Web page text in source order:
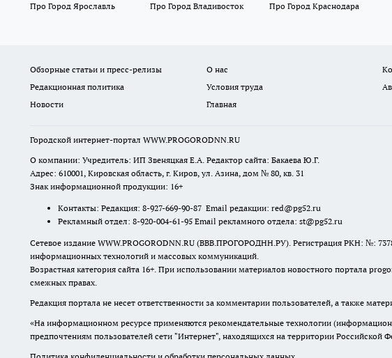
Про Город Ярославль Про Город Владивосток Про Город Краснодара
Обзорные статьи и пресс-релизы О нас
Редакционная политика
Условия труда
Новости
Главная
Городской интернет-портал WWW.PROGORODNN.RU
О компании: Учредитель: ИП Звеняцкая Е.А. Редактор сайта: Бакаева Ю.Г.
Адрес: 610001, Кировская область, г. Киров, ул. Азина, дом № 80, кв. 31
Знак информационной продукции: 16+
Контакты: Редакция: 8-927-669-90-87 Email редакции: red@pg52.ru
Рекламный отдел: 8-920-004-61-95 Email рекламного отдела: st@pg52.ru
Сетевое издание WWW.PROGORODNN.RU (ВВВ.ПРОГОРОДНН.РУ). Регистрация РКН: №:
информационных технологий и массовых коммуникаций.
Возрастная категория сайта 16+. При использовании материалов новостного портала
смежных правах.
Редакция портала не несет ответственности за комментарии пользователей, а также
«На информационном ресурсе применяются рекомендательные технологии
предпочтениям пользователей сети "Интернет", находящихся на территории Российской